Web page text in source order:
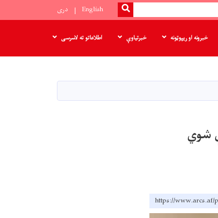
SEARCH
English دری
خبرونه او ریپوټونه خبرتیاوې اطلاعاتو ته لاسرسی
شوي
https://www.arcs.af/